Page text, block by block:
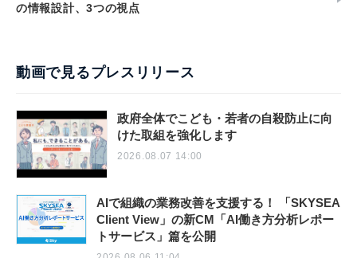
の情報設計、3つの視点
動画で見るプレスリリース
政府全体でこども・若者の自殺防止に向
けた取組を強化します
2026.08.07 14:00
AIで組織の業務改善を支援する！ 「SKYSEA
Client View」の新CM「AI働き方分析レポー
トサービス」篇を公開